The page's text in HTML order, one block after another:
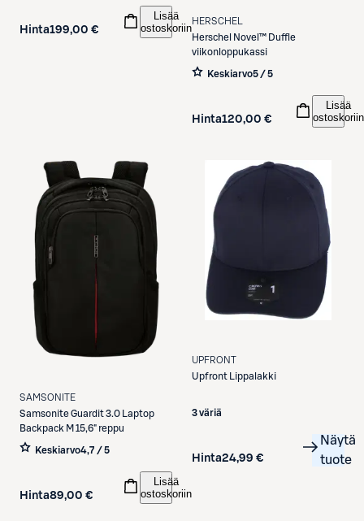
Hinta199,00 €
Lisää
ostoskoriin
HERSCHEL
Herschel Novel™ Duffle
viikonloppukassi
Keskiarvo5 / 5
Hinta120,00 €
Lisää
ostoskoriin
SAMSONITE
SamsoniteGuardit 3.0 Laptop
Backpack M 15,6" reppu
Keskiarvo4,7 / 5
Hinta89,00 €
Lisää
ostoskoriin
UPFRONT
Upfront
Lippalakki
3 väriä
Hinta24,99 €
Näytä
tuote